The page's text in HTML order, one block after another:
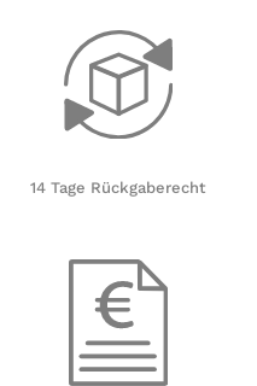
14 Tage Rückgaberecht